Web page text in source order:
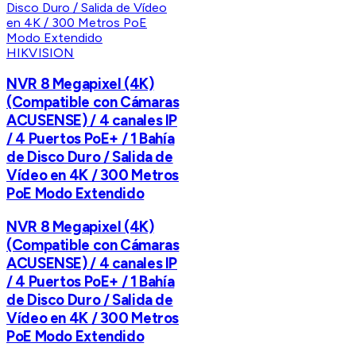
HIKVISION
NVR 8 Megapixel (4K)
(Compatible con Cámaras
ACUSENSE) / 4 canales IP
/ 4 Puertos PoE+ / 1 Bahía
de Disco Duro / Salida de
Vídeo en 4K / 300 Metros
PoE Modo Extendido
NVR 8 Megapixel (4K)
(Compatible con Cámaras
ACUSENSE) / 4 canales IP
/ 4 Puertos PoE+ / 1 Bahía
de Disco Duro / Salida de
Vídeo en 4K / 300 Metros
PoE Modo Extendido